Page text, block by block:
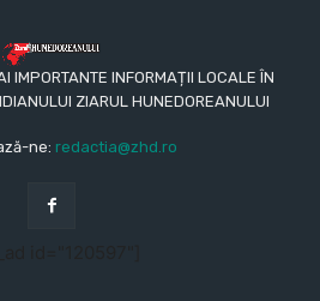
IMPORTANTE INFORMAȚII LOCALE ÎN
ZIARUL HUNEDOREANULUI
ne: redactia@zhd.ro